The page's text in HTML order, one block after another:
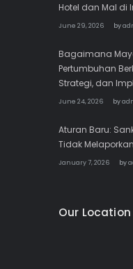
Hotel dan Mal di
June 29, 2026 by
Bagaimana
Pertumbuhan
Strategi, dan
June 24, 2026 by
Aturan Baru:
Tidak
January 7, 2026 by
Our Location